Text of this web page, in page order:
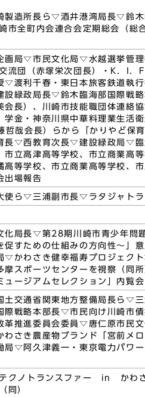
製造所長ら▽酒井港湾局長▽鈴
市全町内会連合会定期総会（
画局▽市民文化局▽水越選挙管
団（赤塚栄次団長）・K．I．
▽渡利千春・東日本旅客鉄道執
緑政局長▽鈴木臨海部国際戦
会長）、川崎市技能職団体連絡
・神奈川県中華料理業生活衛
哉会長）らから「かりやど保
▽西教育次長▽建設緑政局▽臨
立高津高等学校、市立商業高
等学校、市立商業高等学校、
出場報告
使ら▽三浦副市長▽ラタジャ
局長▽第28期川崎市青少年問
促すための仕組みの方向性～」
▽かわさき健幸福寿プロジェ
スポーツセンターを視察（同
ージアムセレクション」内覧会
交通省関東地方整備局長ら▽
戦略本部長▽市民向け川崎市債
推進委員会委員▽唐仁原市民
さき農産物ブランド「宮前メ
▽阿久津義一・東京電力パワ
クノトランスファー in かわ
同）